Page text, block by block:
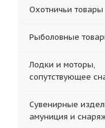
Охотничьи товары
Рыболовные
Лодки и моторы,
сопутствующее
Сувенирные
амуниция и